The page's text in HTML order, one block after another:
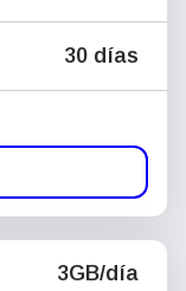
30 días
3GB/día